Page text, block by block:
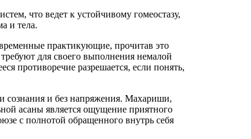
что ведет к устойчивому гомеостазу,
и тела.
практикующие, прочитав это
требуют для своего выполнения немалой
противоречие разрешается, если понять,
сознания и без напряжения. Махариши,
асаны является ощущение приятного
с полнотой обращенного внутрь себя